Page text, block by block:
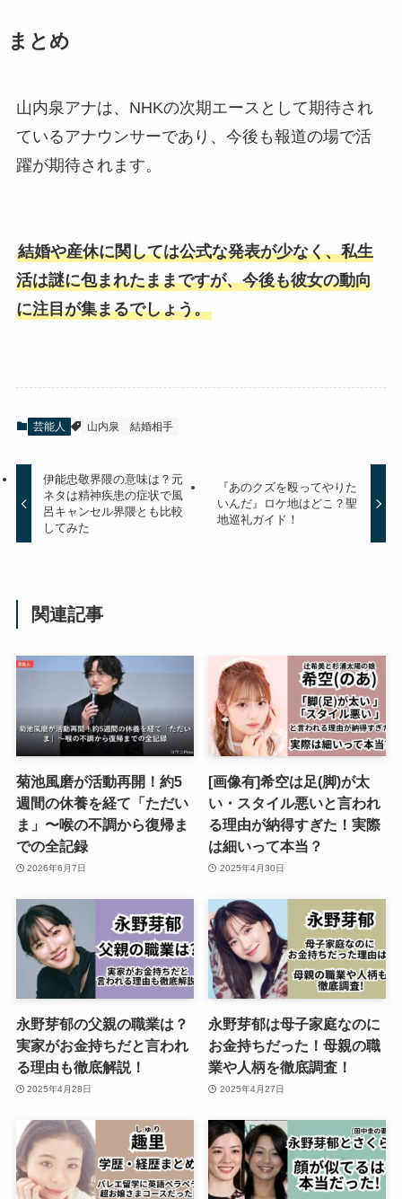
まとめ
山内泉アナは、NHKの次期エースとして期待され
ているアナウンサーであり、今後も報道の場で活
躍が期待されます。
結婚や産休に関しては公式な発表が少なく、私生
活は謎に包まれたままですが、今後も彼女の動向
に注目が集まるでしょう。
芸能人 山内泉 結婚相手
伊能忠敬界隈の意味は？元
ネタは精神疾患の症状で風
呂キャンセル界隈とも比較
してみた
『あのクズを殴ってやりた
いんだ』ロケ地はどこ？聖
地巡礼ガイド！
関連記事
菊池風磨が活動再開！約5
週間の休養を経て「ただい
ま」〜喉の不調から復帰ま
での全記録
2026年6月7日
[画像有]希空は足(脚)が太
い・スタイル悪いと言われ
る理由が納得すぎた！実際
は細いって本当？
2025年4月30日
永野芽郁の父親の職業は？
実家がお金持ちだと言われ
る理由も徹底解説！
2025年4月28日
永野芽郁は母子家庭なのに
お金持ちだった！母親の職
業や人柄を徹底調査！
2025年4月27日